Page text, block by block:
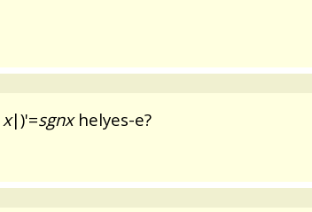
x|)'=sgnxhelyes-e?